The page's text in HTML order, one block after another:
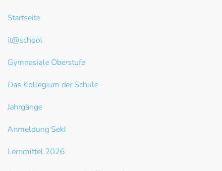
Startseite
it@school
Gymnasiale Oberstufe
Das Kollegium der Schule
Jahrgänge
Anmeldung SekI
Lernmittel 2026